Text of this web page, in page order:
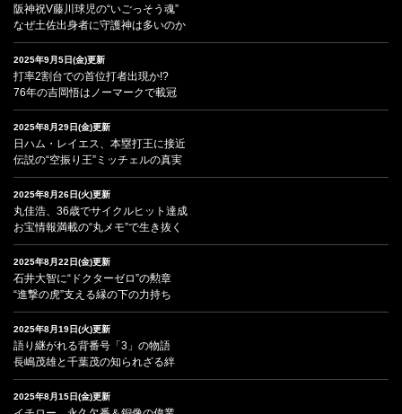
阪神祝V藤川球児の“いごっそう魂”
なぜ土佐出身者に守護神は多いのか
2025年9月5日(金)更新
打率2割台での首位打者出現か!?
76年の吉岡悟はノーマークで載冠
2025年8月29日(金)更新
日ハム・レイエス、本塁打王に接近
伝説の“空振り王”ミッチェルの真実
2025年8月26日(火)更新
丸佳浩、36歳でサイクルヒット達成
お宝情報満載の“丸メモ”で生き抜く
2025年8月22日(金)更新
石井大智に“ドクターゼロ”の勲章
“進撃の虎”支える縁の下の力持ち
2025年8月19日(火)更新
語り継がれる背番号「3」の物語
長嶋茂雄と千葉茂の知られざる絆
2025年8月15日(金)更新